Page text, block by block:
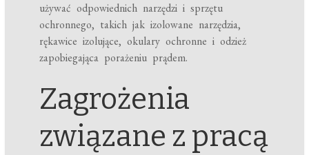
używać odpowiednich narzędzi i sprzętu
ochronnego, takich jak izolowane narzędzia,
rękawice izolujące, okulary ochronne i odzież
zapobiegająca porażeniu prądem.
Zagrożenia
związane z pracą